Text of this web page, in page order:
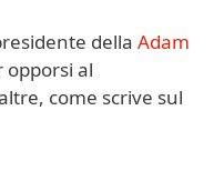
della Adam
opporsi al
come scrive sul